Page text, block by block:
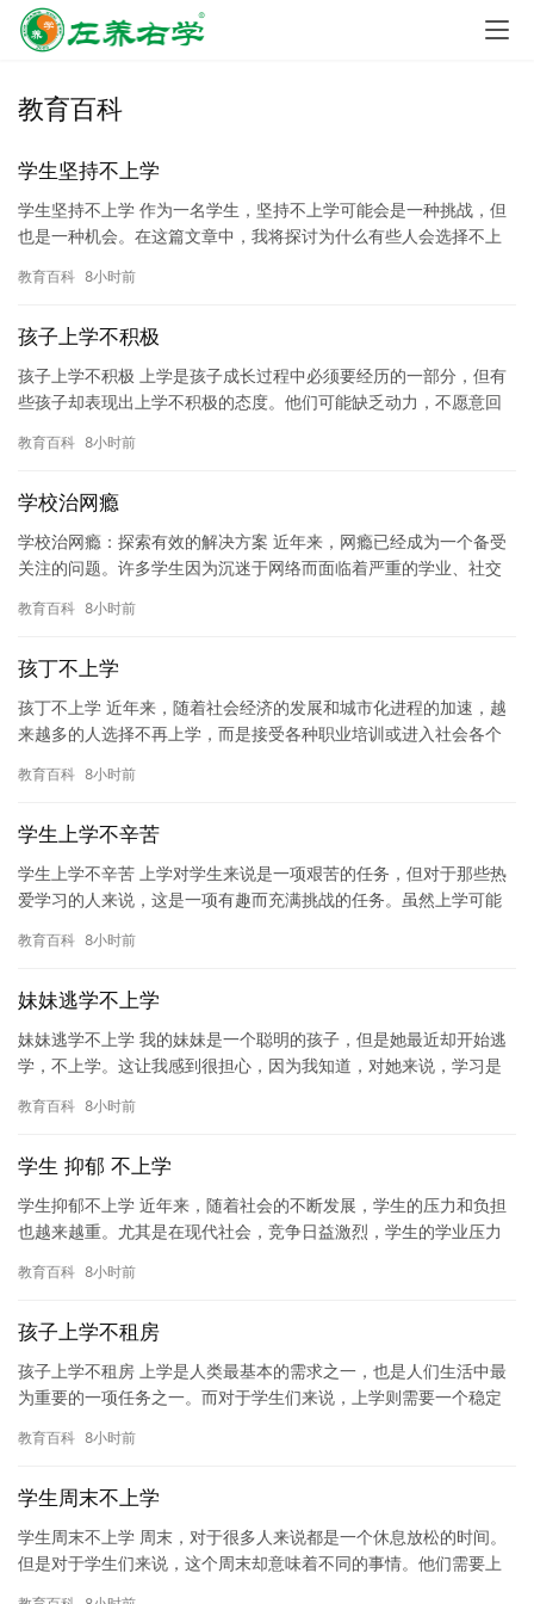
教育百科
学生坚持不上学
学生坚持不上学 作为一名学生，坚持不上学可能会是一种挑战，但
也是一种机会。在这篇文章中，我将探讨为什么有些人会选择不上
们…
教育百科 8小时前
孩子上学不积极
孩子上学不积极 上学是孩子成长过程中必须要经历的一部分，但有
些孩子却表现出上学不积极的态度。他们可能缺乏动力，不愿意回
惑，…
教育百科 8小时前
学校治网瘾
学校治网瘾：探索有效的解决方案 近年来，网瘾已经成为一个备受
关注的问题。许多学生因为沉迷于网络而面临着严重的学业、社交
生摆…
教育百科 8小时前
孩丁不上学
孩丁不上学 近年来，随着社会经济的发展和城市化进程的加速，越
来越多的人选择不再上学，而是接受各种职业培训或进入社会各个
教育…
教育百科 8小时前
学生上学不辛苦
学生上学不辛苦 上学对学生来说是一项艰苦的任务，但对于那些热
爱学习的人来说，这是一项有趣而充满挑战的任务。虽然上学可能
的成…
教育百科 8小时前
妹妹逃学不上学
妹妹逃学不上学 我的妹妹是一个聪明的孩子，但是她最近却开始逃
学，不上学。这让我感到很担心，因为我知道，对她来说，学习是
她…
教育百科 8小时前
学生 抑郁 不上学
学生抑郁不上学 近年来，随着社会的不断发展，学生的压力和负担
也越来越重。尤其是在现代社会，竞争日益激烈，学生的学业压力
而不…
教育百科 8小时前
孩子上学不租房
孩子上学不租房 上学是人类最基本的需求之一，也是人们生活中最
为重要的一项任务之一。而对于学生们来说，上学则需要一个稳定
多人…
教育百科 8小时前
学生周末不上学
学生周末不上学 周末，对于很多人来说都是一个休息放松的时间。
但是对于学生们来说，这个周末却意味着不同的事情。他们需要上